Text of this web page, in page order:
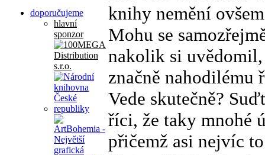
doporučujeme
hlavní
sponzor
knihy nemění
Mohu se
nakolik si
značně nahodilému
Vede skutečně?
říci, že taky mnohé
přičemž asi nejvíc